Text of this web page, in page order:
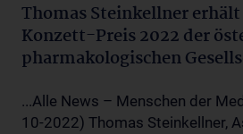
Thomas Steinkellner
Konzett-Preis 2022 der
pharmakologischen
...Alle News – Menschen der
10-2022) Thomas Steinkellner,